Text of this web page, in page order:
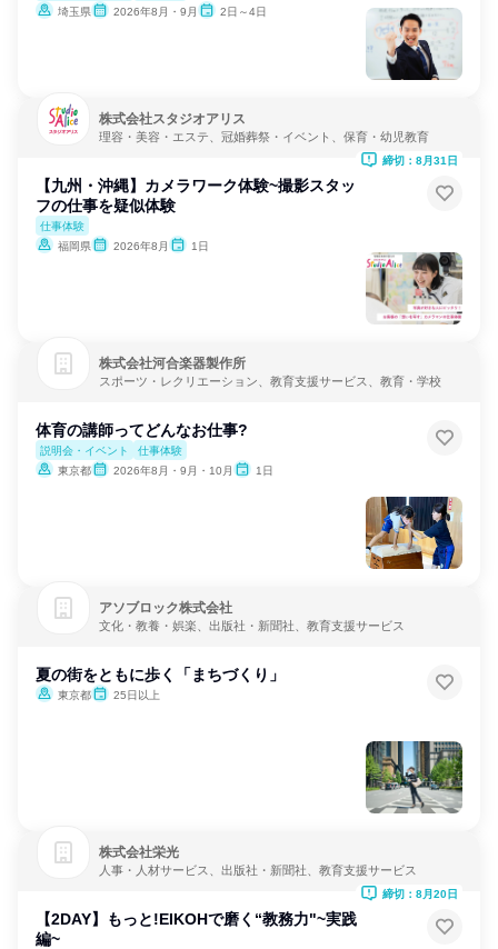
埼玉県
2026年8月・9月 2日～4日
株式会社スタジオアリス
理容・美容・エステ、冠婚葬祭・イベント、保育・幼児教育
【九州・沖縄】カメラワーク体験~撮影スタッ
フの仕事を疑似体験
仕事体験
福岡県
2026年8月 1日
締切：8月31日
株式会社河合楽器製作所
スポーツ・レクリエーション、教育支援サービス、教育・学校
体育の講師ってどんなお仕事?
説明会・イベント
仕事体験
東京都
2026年8月・9月・10月 1日
アソブロック株式会社
文化・教養・娯楽、出版社・新聞社、教育支援サービス
夏の街をともに歩く「まちづくり」
東京都 25日以上
株式会社栄光
人事・人材サービス、出版社・新聞社、教育支援サービス
【2DAY】もっと!EIKOHで磨く“教務力"~実践
編~
締切：8月20日